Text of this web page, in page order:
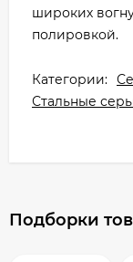
широких
полировкой.
Категории:
Стальные
Подборки